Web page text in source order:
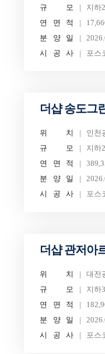
규
모
지하
연
면 적
분
양 일
시
공 사 포스
더샵 송도그
위 치
인천
규
모
지하
연
면 적
분
양 일
시
공 사 포스
더샵 관저아
위 치
대전
규
모
지하
연
면 적
분
양 일
시
공 사 포스